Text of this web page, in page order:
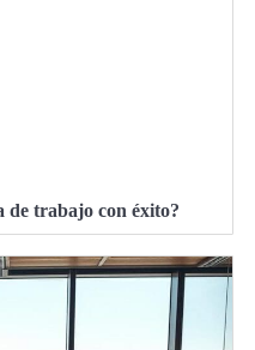
de trabajo con éxito?